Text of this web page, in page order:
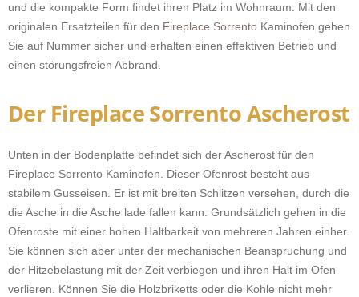
und die kompakte Form findet ihren Platz im Wohnraum. Mit den
originalen Ersatzteilen für den Fireplace Sorrento Kaminofen gehen
Sie auf Nummer sicher und erhalten einen effektiven Betrieb und
einen störungsfreien Abbrand.
Der Fireplace Sorrento Ascherost
Unten in der Bodenplatte befindet sich der Ascherost für den
Fireplace Sorrento Kaminofen. Dieser Ofenrost besteht aus
stabilem Gusseisen. Er ist mit breiten Schlitzen versehen, durch die
die Asche in die Asche lade fallen kann. Grundsätzlich gehen in die
Ofenroste mit einer hohen Haltbarkeit von mehreren Jahren einher.
Sie können sich aber unter der mechanischen Beanspruchung und
der Hitzebelastung mit der Zeit verbiegen und ihren Halt im Ofen
verlieren. Können Sie die Holzbriketts oder die Kohle nicht mehr